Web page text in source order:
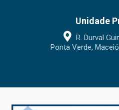
Unidade
R. Durval
Ponta Verde,